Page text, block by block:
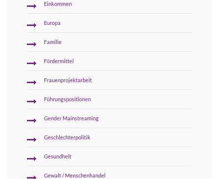
Einkommen
Europa
Familie
Fördermittel
Frauenprojektarbeit
Führungspositionen
Gender Mainstreaming
Geschlechterpolitik
Gesundheit
Gewalt / Menschenhandel